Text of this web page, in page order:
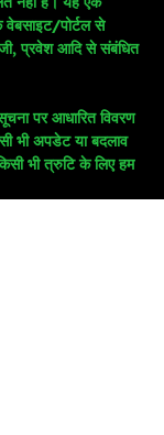
वेबसाइट/पोर्टल से
प्रवेश आदि से संबंधित
पर आधारित विवरण
भी अपडेट या बदलाव
भी त्रुटि के लिए हम